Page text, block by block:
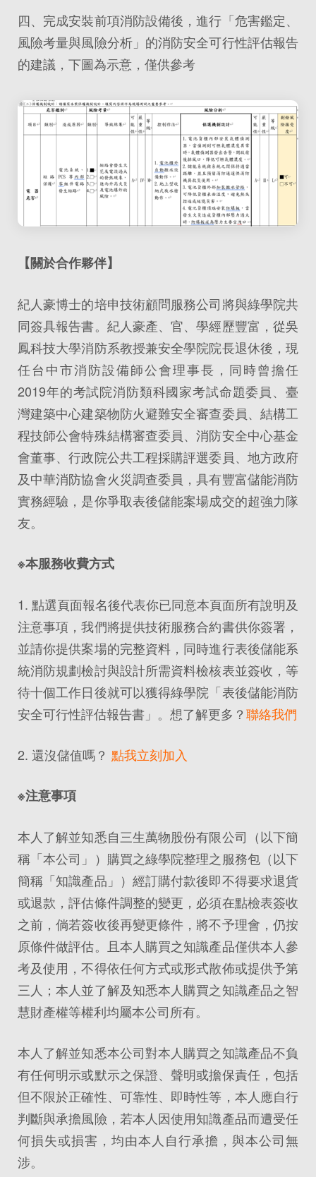
四、完成安裝前項消防設備後，進行「危害鑑定、
風險考量與風險分析」的消防安全可行性評估報告
的建議，下圖為示意，僅供參考
【關於合作夥伴】
紀人豪博士的培申技術顧問服務公司將與綠學院共
同簽具報告書。紀人豪產、官、學經歷豐富，從吳
鳳科技大學消防系教授兼安全學院院長退休後，現
任台中市消防設備師公會理事長，同時曾擔任
2019年的考試院消防類科國家考試命題委員、臺
灣建築中心建築物防火避難安全審查委員、結構工
程技師公會特殊結構審查委員、消防安全中心基金
會董事、行政院公共工程採購評選委員、地方政府
及中華消防協會火災調查委員，具有豐富儲能消防
實務經驗，是你爭取表後儲能案場成交的超強力隊
友。
※本服務收費方式
1. 點選頁面報名後代表你已同意本頁面所有說明及
注意事項，我們將提供技術服務合約書供你簽署，
並請你提供案場的完整資料，同時進行表後儲能系
統消防規劃檢討與設計所需資料檢核表並簽收，等
待十個工作日後就可以獲得綠學院「表後儲能消防
安全可行性評估報告書」。想了解更多？聯絡我們
2. 還沒儲值嗎？ 點我立刻加入
※注意事項
本人了解並知悉自三生萬物股份有限公司（以下簡
稱「本公司」）購買之綠學院整理之服務包（以下
簡稱「知識產品」）經訂購付款後即不得要求退貨
或退款，評估條件調整的變更，必須在點檢表簽收
之前，倘若簽收後再變更條件，將不予理會，仍按
原條件做評估。且本人購買之知識產品僅供本人參
考及使用，不得依任何方式或形式散佈或提供予第
三人；本人並了解及知悉本人購買之知識產品之智
慧財產權等權利均屬本公司所有。
本人了解並知悉本公司對本人購買之知識產品不負
有任何明示或默示之保證、聲明或擔保責任，包括
但不限於正確性、可靠性、即時性等，本人應自行
判斷與承擔風險，若本人因使用知識產品而遭受任
何損失或損害，均由本人自行承擔，與本公司無
涉。